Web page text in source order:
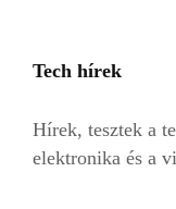
Tech hírek
Hírek, tesztek a
elektronika és a